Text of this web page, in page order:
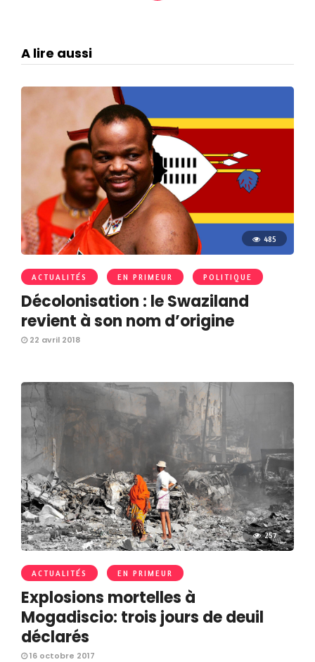
A lire aussi
485
ACTUALITÉS EN PRIMEUR POLITIQUE
Décolonisation : le Swaziland
revient à son nom d’origine
22 avril 2018
257
ACTUALITÉS EN PRIMEUR
Explosions mortelles à
Mogadiscio: trois jours de deuil
déclarés
16 octobre 2017